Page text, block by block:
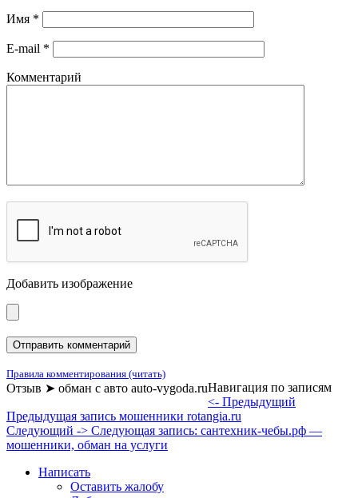
Имя *
E-mail *
Комментарий
Добавить изображение
Правила комментирования (читать)
Отзыв ➤ обман с авто auto-vygoda.ruНавигация по записям
<- Предыдущий
Предыдущая запись мошенники rotangia.ru
Следующий -> Следующая запись: сантехник-чебы.рф —
мошенники, обман на услуги
Написать
Оставить жалобу